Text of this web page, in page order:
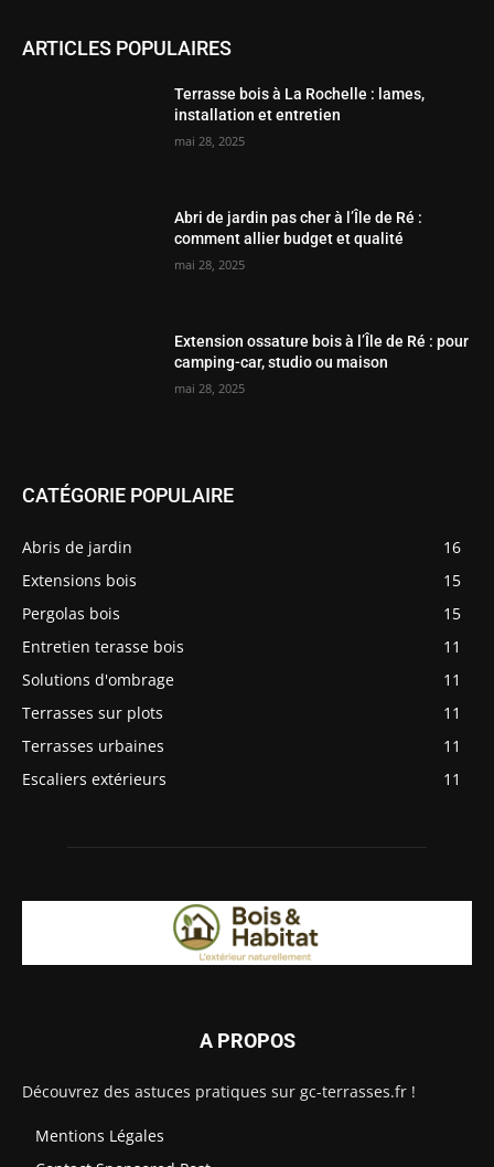
ARTICLES POPULAIRES
Terrasse bois à La Rochelle : lames,
installation et entretien
mai 28, 2025
Abri de jardin pas cher à l’Île de Ré :
comment allier budget et qualité
mai 28, 2025
Extension ossature bois à l’Île de Ré : pour
camping-car, studio ou maison
mai 28, 2025
CATÉGORIE POPULAIRE
Abris de jardin
16
Extensions bois
15
Pergolas bois
15
Entretien terasse bois
11
Solutions d'ombrage
11
Terrasses sur plots
11
Terrasses urbaines
11
Escaliers extérieurs
11
A PROPOS
Découvrez des astuces pratiques sur gc-terrasses.fr !
Mentions Légales